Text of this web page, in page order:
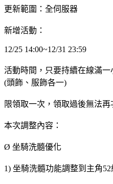
更新範圍：全伺服器
新增活動：
12/25 14:00~12/31 23:59
活動時間，只要持續在線滿
(頭飾、服飾各一)
限領取一次，領取過後無法再
本次調整內容：
Ø 坐騎洗髓優化
1) 坐騎洗髓功能調整到主角